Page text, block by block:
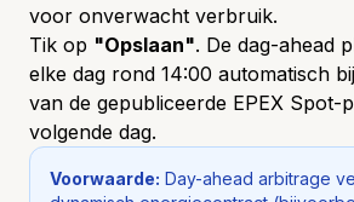
voor onverwacht verbruik.
Tik op "Opslaan". De dag-ahead
elke dag rond 14:00 automatisch
van de gepubliceerde EPEX Spot-
volgende dag.
Voorwaarde: Day-ahead arbitrage